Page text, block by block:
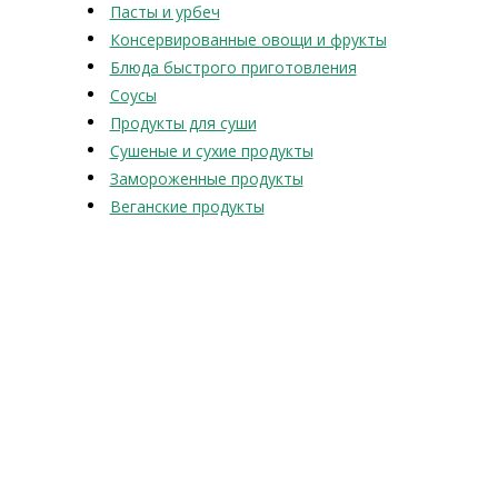
Пасты и урбеч
Консервированные овощи и фрукты
Блюда быстрого приготовления
Соусы
Продукты для суши
Сушеные и сухие продукты
Замороженные продукты
Веганские продукты